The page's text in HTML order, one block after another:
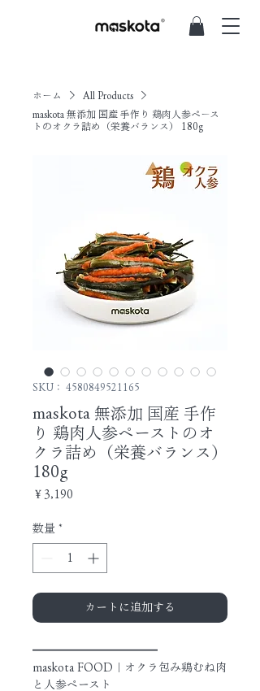
ホーム
All Products
maskota 無添加 国産 手作り 鶏肉人参ペース
トのオクラ詰め（栄養バランス） 180g
SKU： 4580849521165
maskota 無添加 国産 手作
り 鶏肉人参ペーストのオ
クラ詰め（栄養バランス）
180g
￥3,190
数量 *
カートに追加する
━━━━━━━━━━━
maskota FOOD｜オクラ包み鶏むね肉
と人参ペースト